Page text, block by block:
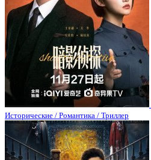
Исторические / Романтика / Триллер